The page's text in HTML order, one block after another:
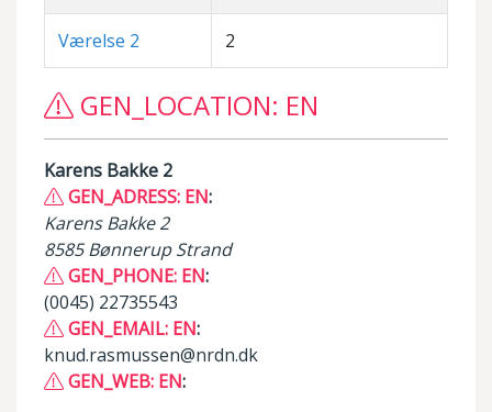
Værelse 2 2
GEN_LOCATION: EN
Karens Bakke 2
GEN_ADRESS: EN:
Karens Bakke 2
8585 Bønnerup Strand
GEN_PHONE: EN:
(0045) 22735543
GEN_EMAIL: EN:
knud.rasmussen@nrdn.dk
GEN_WEB: EN: